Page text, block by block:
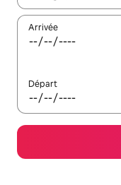
Arrivée
Départ